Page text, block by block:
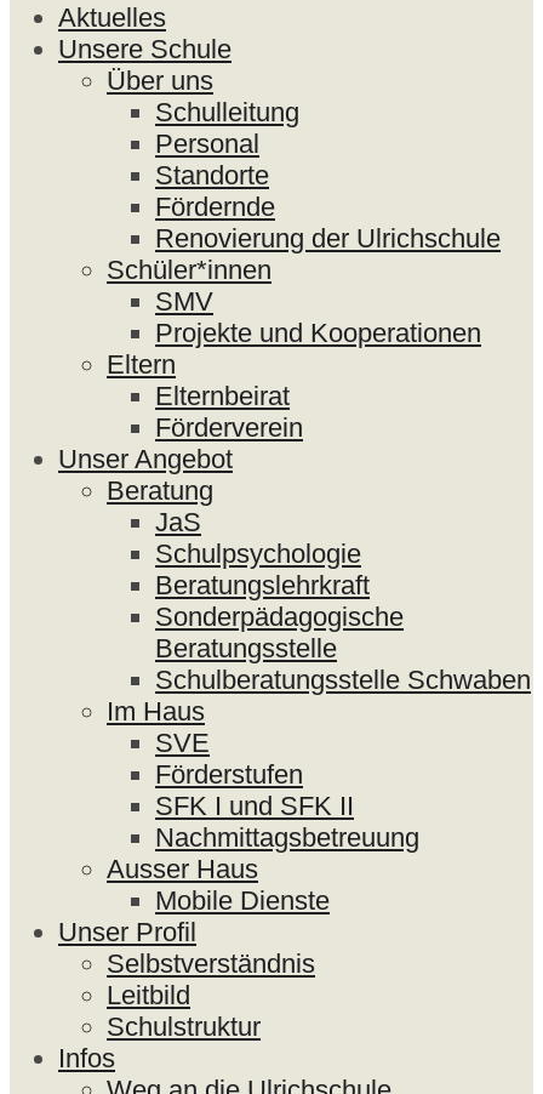
Aktuelles
Unsere Schule
Über uns
Schulleitung
Personal
Standorte
Fördernde
Renovierung der Ulrichschule
Schüler*innen
SMV
Projekte und Kooperationen
Eltern
Elternbeirat
Förderverein
Unser Angebot
Beratung
JaS
Schulpsychologie
Beratungslehrkraft
Sonderpädagogische
Beratungsstelle
Schulberatungsstelle Schwaben
Im Haus
SVE
Förderstufen
SFK I und SFK II
Nachmittagsbetreuung
Ausser Haus
Mobile Dienste
Unser Profil
Selbstverständnis
Leitbild
Schulstruktur
Infos